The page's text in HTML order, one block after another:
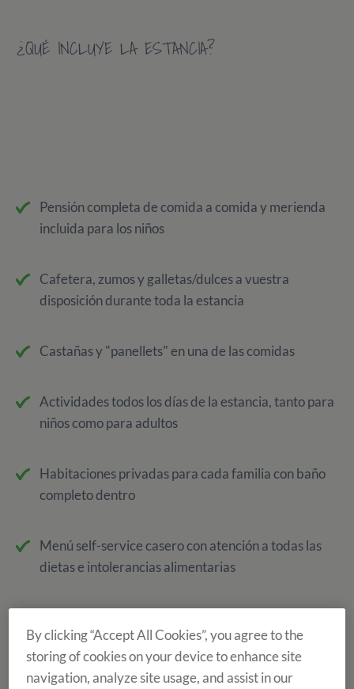
¿QUÉ INCLUYE LA ESTANCIA?
Pensión completa de comida a comida y merienda
incluida para los niños
Cafetera, zumos y galletas/dulces a vuestra
disposición durante toda la estancia
Castañas y "panellets" en una de las comidas
Actividades todos los días de la estancia, tanto para
niños como para adultos
Habitaciones privadas para cada familia con baño
completo dentro
Menú self-service casero con atención a todas las
dietas e intolerancias alimentarias
WIFI gratuito
By clicking “Accept All Cookies”, you agree to the
storing of cookies on your device to enhance site
navigation, analyze site usage, and assist in our